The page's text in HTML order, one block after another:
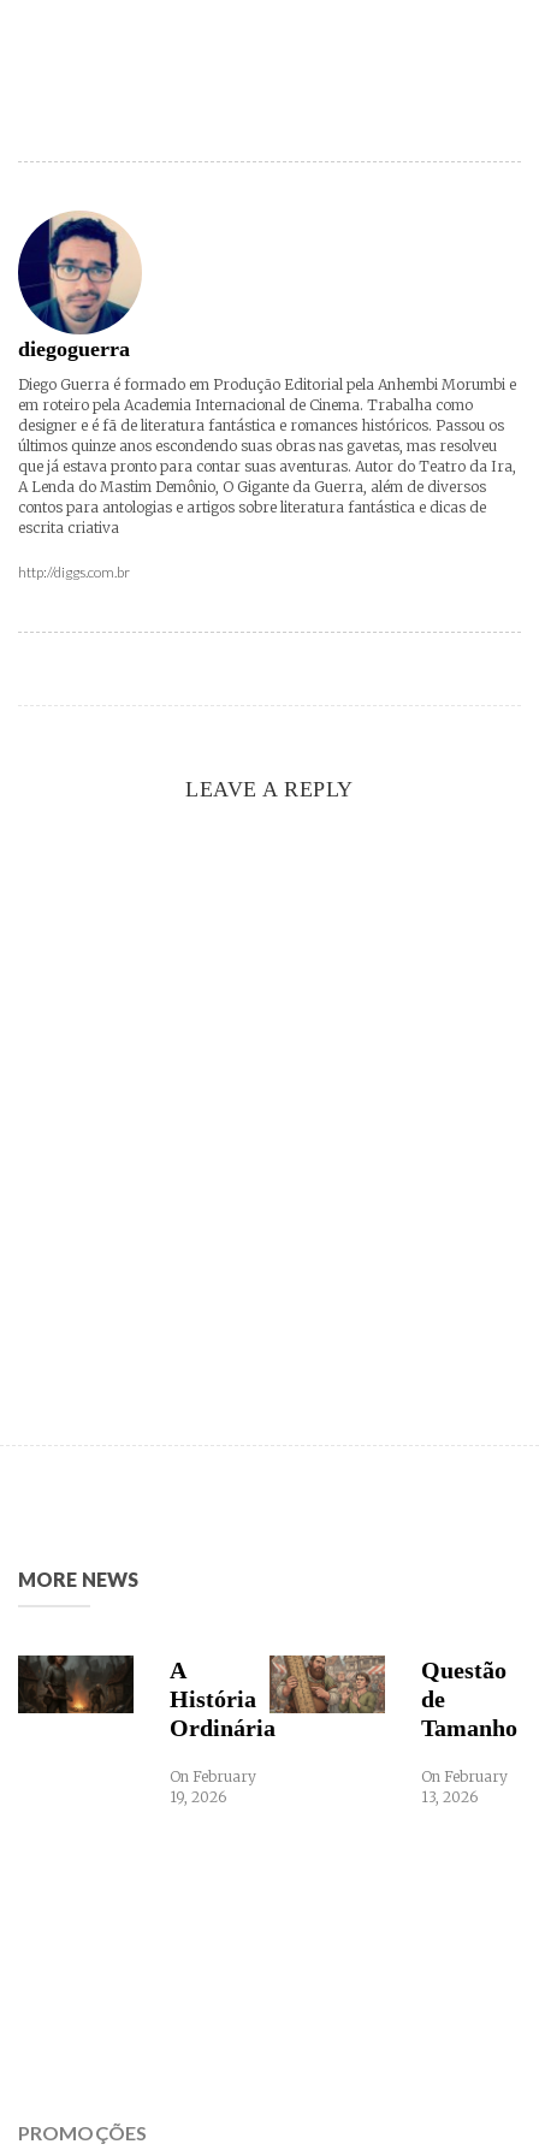
diegoguerra
Diego Guerra é formado em Produção Editorial pela Anhembi Morumbi e
em roteiro pela Academia Internacional de Cinema. Trabalha como
designer e é fã de literatura fantástica e romances históricos. Passou os
últimos quinze anos escondendo suas obras nas gavetas, mas resolveu
que já estava pronto para contar suas aventuras. Autor do Teatro da Ira,
A Lenda do Mastim Demônio, O Gigante da Guerra, além de diversos
contos para antologias e artigos sobre literatura fantástica e dicas de
escrita criativa
http://diggs.com.br
LEAVE A REPLY
MORE NEWS
A
História
Ordinária
On February
19, 2026
Questão
de
Tamanho
On February
13, 2026
PROMOÇÕES